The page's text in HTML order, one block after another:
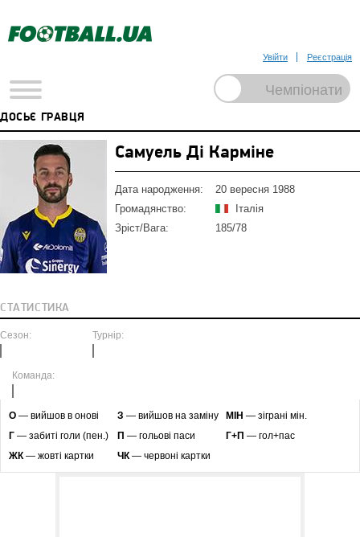
Увійти Реєстрація
ДОСЬЄ ГРАВЦЯ
Самуель Ді Карміне
Дата народження:
20 вересня 1988
Громадянство:
Італія
Зріст/Вага:
185/78
СТАТИСТИКА
Сезон: Турнір:
Команда:
O — вийшов в онові З — вийшов на заміну МІН — зіграні мін.
Г — забиті голи (пен.) П — гольові паси Г+П — гол+пас
ЖК— жовті картки ЧК— червоні картки